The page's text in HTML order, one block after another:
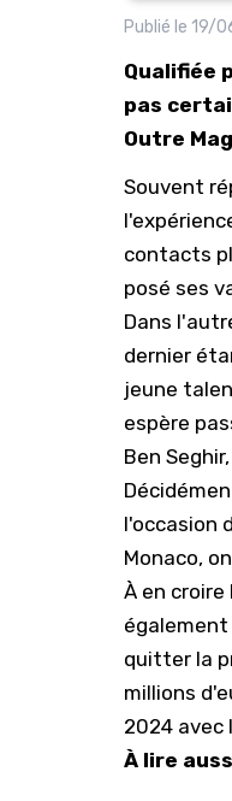
Publié le 19/
Qualifiée
pas
Outre
Souvent
contacts
posé ses
Dans
dernier
jeune
espère
Ben
l'occasion
Monaco,
À en
également
quitter la
millions
2024 avec
À lire